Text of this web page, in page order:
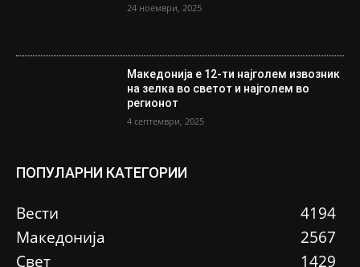
24 ноември, 2025
Македонија е 12-ти најголем извозник
на зелка во светот и најголем во
регионот
4 септември, 2025
ПОПУЛАРНИ КАТЕГОРИИ
Вести
4194
Македонија
2567
Свет
1429